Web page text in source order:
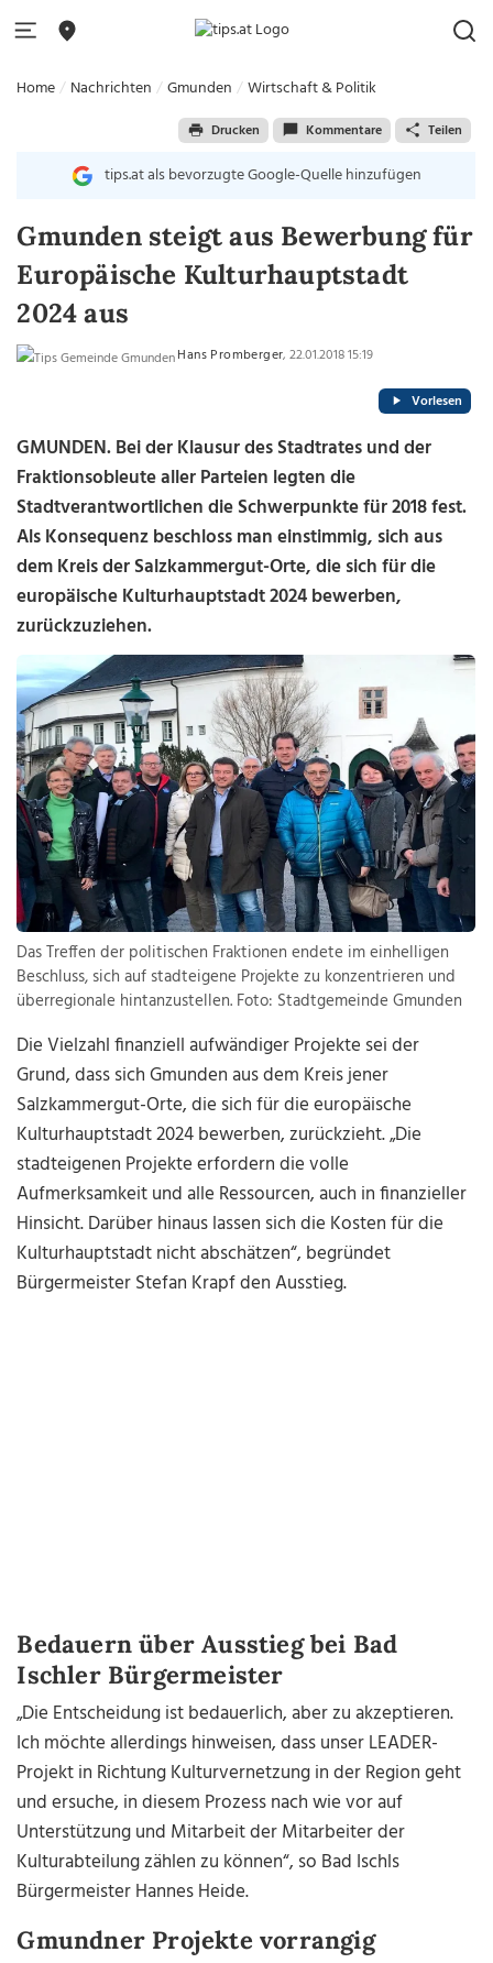
Home Nachrichten Gmunden Wirtschaft & Politik
Drucken Kommentare Teilen
tips.at als bevorzugte Google-Quelle hinzufügen
Gmunden steigt aus Bewerbung für
Europäische Kulturhauptstadt
2024 aus
Hans Promberger, 22.01.2018 15:19
Vorlesen
GMUNDEN. Bei der Klausur des Stadtrates und der
Fraktionsobleute aller Parteien legten die
Stadtverantwortlichen die Schwerpunkte für 2018 fest.
Als Konsequenz beschloss man einstimmig, sich aus
dem Kreis der Salzkammergut-Orte, die sich für die
europäische Kulturhauptstadt 2024 bewerben,
zurückzuziehen.
Das Treffen der politischen Fraktionen endete im einhelligen
Beschluss, sich auf stadteigene Projekte zu konzentrieren und
überregionale hintanzustellen. Foto: Stadtgemeinde Gmunden
Die Vielzahl finanziell aufwändiger Projekte sei der
Grund, dass sich Gmunden aus dem Kreis jener
Salzkammergut-Orte, die sich für die europäische
Kulturhauptstadt 2024 bewerben, zurückzieht. „Die
stadteigenen Projekte erfordern die volle
Aufmerksamkeit und alle Ressourcen, auch in finanzieller
Hinsicht. Darüber hinaus lassen sich die Kosten für die
Kulturhauptstadt nicht abschätzen“, begründet
Bürgermeister Stefan Krapf den Ausstieg.
Bedauern über Ausstieg bei Bad
Ischler Bürgermeister
„Die Entscheidung ist bedauerlich, aber zu akzeptieren.
Ich möchte allerdings hinweisen, dass unser LEADER-
Projekt in Richtung Kulturvernetzung in der Region geht
und ersuche, in diesem Prozess nach wie vor auf
Unterstützung und Mitarbeit der Mitarbeiter der
Kulturabteilung zählen zu können“, so Bad Ischls
Bürgermeister Hannes Heide.
Gmundner Projekte vorrangig